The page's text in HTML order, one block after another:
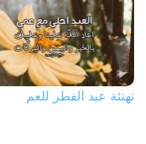
تهنئة عيد الفطر للعم